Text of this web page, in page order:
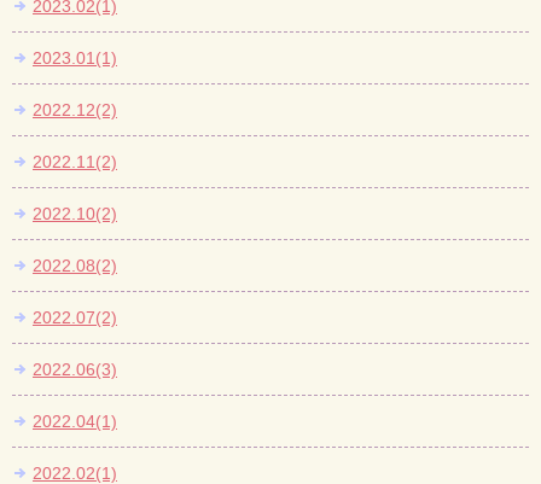
2023.02(1)
2023.01(1)
2022.12(2)
2022.11(2)
2022.10(2)
2022.08(2)
2022.07(2)
2022.06(3)
2022.04(1)
2022.02(1)